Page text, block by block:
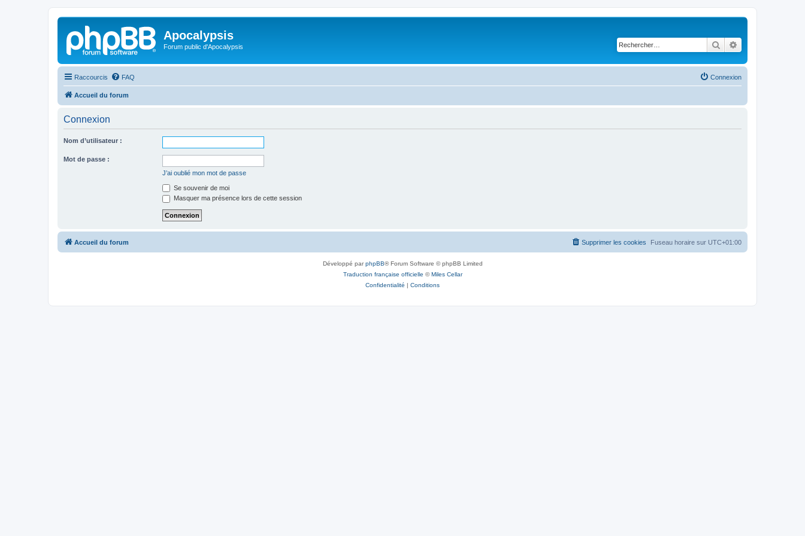
Apocalypsis
Forum public d'Apocalypsis Rechercher
Raccourcis FAQ Connexion
Accueil du forum
Connexion
Nom d’utilisateur :
Mot de passe :
J’ai oublié mon mot de passe
Se souvenir de moi
Masquer ma présence lors de cette session
Accueil du forum Fuseau horaire sur UTC+01:00
Supprimer les cookies
Développé parphpBB® Forum Software © phpBB Limited
Traduction française officielle ©Miles Cellar
Confidentialité | Conditions